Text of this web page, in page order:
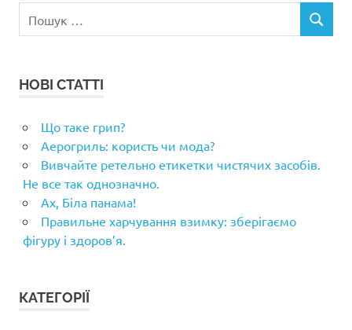
ПОШУК
НОВІ СТАТТІ
Що таке грип?
Аерогриль: користь чи мода?
Вивчайте ретельно етикетки чистячих засобів.
Не все так однозначно.
Ах, Біла панама!
Правильне харчування взимку: зберігаємо
фігуру і здоров’я.
КАТЕГОРІЇ